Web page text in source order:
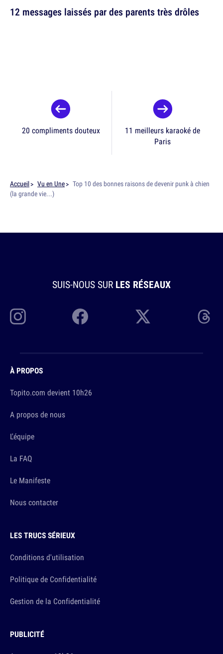
12 messages laissés par des parents très drôles
20 compliments douteux
11 meilleurs karaoké de
Paris
Accueil Vu en Une
Top 10 des bonnes raisons de devenir punk à chien
(la grande vie...)
SUIS-NOUS SUR LES RÉSEAUX
À PROPOS
Topito.com devient 10h26
A propos de nous
L'équipe
La FAQ
Le Manifeste
Nous contacter
LES TRUCS SÉRIEUX
Conditions d'utilisation
Politique de Confidentialité
Gestion de la Confidentialité
PUBLICITÉ